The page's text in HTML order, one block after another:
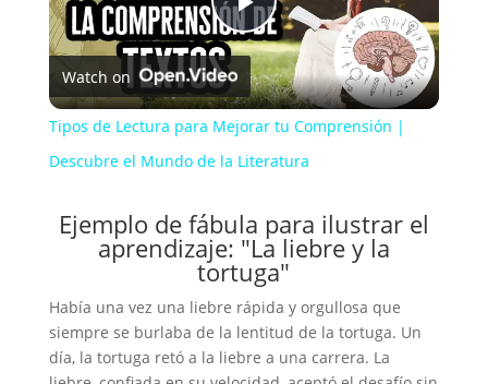
P
l
a
y
V
i
Watch on
Tipos de Lectura para Mejorar tu Comprensión |
Descubre el Mundo de la Literatura
Ejemplo de fábula para ilustrar el
aprendizaje: "La liebre y la
tortuga"
Había una vez una liebre rápida y orgullosa que
siempre se burlaba de la lentitud de la tortuga. Un
día, la tortuga retó a la liebre a una carrera. La